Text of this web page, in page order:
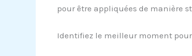
pour être appliquées de manière
Identifiez le meilleur moment